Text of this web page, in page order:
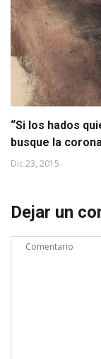
“Si los hados
busque la
Dic 23, 2015
Dejar un